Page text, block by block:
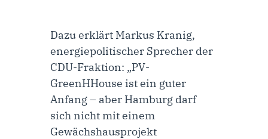
Dazu erklärt Markus Kranig,
energiepolitischer Sprecher der
CDU-Fraktion: „PV-
GreenHHouse ist ein guter
Anfang – aber Hamburg darf
sich nicht mit einem
Gewächshausprojekt